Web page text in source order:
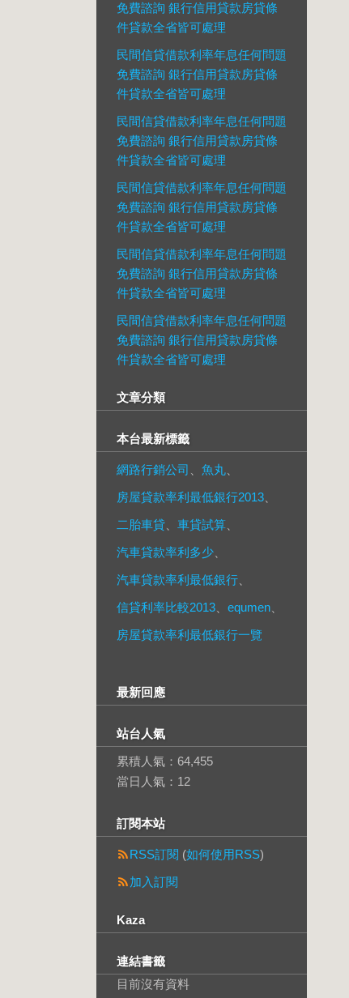
免費諮詢 銀行信用貸款房貸條
件貸款全省皆可處理
民間信貸借款利率年息任何問題
免費諮詢 銀行信用貸款房貸條
件貸款全省皆可處理
民間信貸借款利率年息任何問題
免費諮詢 銀行信用貸款房貸條
件貸款全省皆可處理
民間信貸借款利率年息任何問題
免費諮詢 銀行信用貸款房貸條
件貸款全省皆可處理
民間信貸借款利率年息任何問題
免費諮詢 銀行信用貸款房貸條
件貸款全省皆可處理
民間信貸借款利率年息任何問題
免費諮詢 銀行信用貸款房貸條
件貸款全省皆可處理
文章分類
本台最新標籤
網路行銷公司 魚丸
房屋貸款率利最低銀行2013
二胎車貸
車貸試算
汽車貸款率利多少
汽車貸款率利最低銀行
信貸利率比較2013
equmen
房屋貸款率利最低銀行一覽
最新回應
站台人氣
累積人氣： 64,455
當日人氣： 12
訂閱本站
RSS訂閱 (如何使用RSS)
加入訂閱
Kaza
連結書籤
目前沒有資料